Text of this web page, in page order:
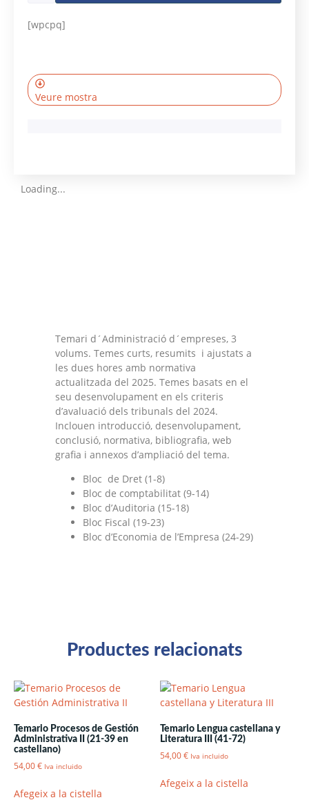
[wpcpq]
Veure mostra
Loading...
Temari d´Administració d´empreses, 3
volums. Temes curts, resumits i ajustats a
les dues hores amb normativa
actualitzada del 2025. Temes basats en el
seu desenvolupament en els criteris
d’avaluació dels tribunals del 2024.
Inclouen introducció, desenvolupament,
conclusió, normativa, bibliografia, web
grafia i annexos d’ampliació del tema.
Bloc de Dret (1-8)
Bloc de comptabilitat (9-14)
Bloc d’Auditoria (15-18)
Bloc Fiscal (19-23)
Bloc d’Economia de l’Empresa (24-29)
Productes relacionats
Temario Procesos de Gestión
Administrativa II (21-39 en
castellano)
54,00€ Iva incluido
Afegeix a la cistella
Temario Lengua castellana y
Literatura III (41-72)
54,00€ Iva incluido
Afegeix a la cistella